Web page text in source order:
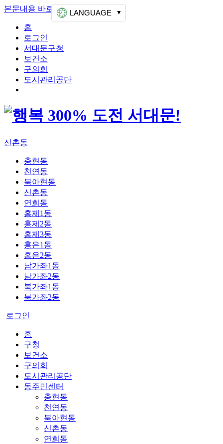
본문내용 바로가기 상단메뉴 가기
홈
로그인
서대문구청
보건소
구의회
도시관리공단
신촌동
충현동
천연동
북아현동
신촌동
연희동
홍제1동
홍제2동
홍제3동
홍은1동
홍은2동
남가좌1동
남가좌2동
북가좌1동
북가좌2동
로그인
LANGUAGE
홈
구청
보건소
구의회
도시관리공단
동주민센터
충현동
천연동
북아현동
신촌동
연희동